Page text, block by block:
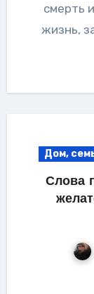
смерть
жизнь,
Дом,
Слова